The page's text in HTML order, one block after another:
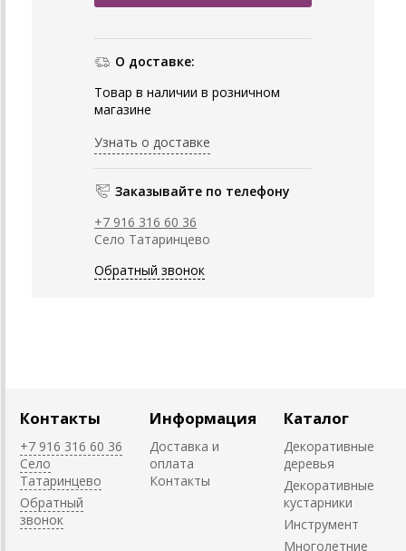
О доставке:
Товар в наличии в розничном
магазине
Узнать о доставке
Заказывайте по телефону
+7 916 316 60 36
Село Татаринцево
Обратный звонок
Контакты
+7 916 316 60 36
Село
Татаринцево
Обратный
звонок
Информация
Доставка и
оплата
Контакты
Каталог
Декоративные
деревья
Декоративные
кустарники
Инструмент
Многолетние